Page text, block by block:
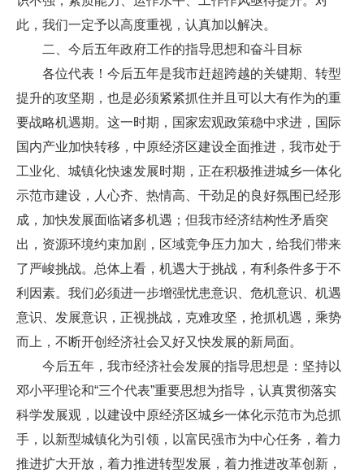
此，我们一定予以高度重视，认真加以解决。
二、今后五年政府工作的指导思想和奋斗目标
各位代表！今后五年是我市赶超跨越的关键期、转型
提升的攻坚期，也是必须紧紧抓住并且可以大有作为的重
要战略机遇期。这一时期，国家宏观政策稳中求进，国际
国内产业加快转移，中原经济区建设全面推进，我市处于
工业化、城镇化快速发展时期，正在积极推进城乡一体化
示范市建设，人心齐、热情高、干劲足的良好氛围已经形
成，加快发展面临诸多机遇；但我市经济结构性矛盾突
出，资源环境约束加剧，区域竞争压力加大，给我们带来
了严峻挑战。总体上看，机遇大于挑战，有利条件多于不
利因素。我们必须进一步增强忧患意识、危机意识、机遇
意识、发展意识，正视挑战，克难攻坚，抢抓机遇，乘势
而上，不断开创经济社会又好又快发展的新局面。
今后五年，我市经济社会发展的指导思想是：坚持以
邓小平理论和“三个代表”重要思想为指导，认真贯彻落实
科学发展观，以建设中原经济区城乡一体化示范市为总抓
手，以新型城镇化为引领，以富民强市为中心任务，着力
推进扩大开放，着力推进转型发展，着力推进改革创新，